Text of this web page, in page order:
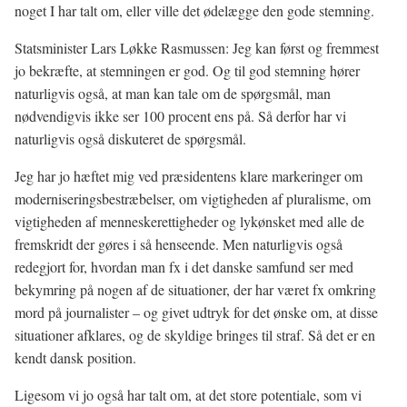
noget I har talt om, eller ville det ødelægge den gode stemning.
Statsminister Lars Løkke Rasmussen: Jeg kan først og fremmest
jo bekræfte, at stemningen er god. Og til god stemning hører
naturligvis også, at man kan tale om de spørgsmål, man
nødvendigvis ikke ser 100 procent ens på. Så derfor har vi
naturligvis også diskuteret de spørgsmål.
Jeg har jo hæftet mig ved præsidentens klare markeringer om
moderniseringsbestræbelser, om vigtigheden af pluralisme, om
vigtigheden af menneskerettigheder og lykønsket med alle de
fremskridt der gøres i så henseende. Men naturligvis også
redegjort for, hvordan man fx i det danske samfund ser med
bekymring på nogen af de situationer, der har været fx omkring
mord på journalister – og givet udtryk for det ønske om, at disse
situationer afklares, og de skyldige bringes til straf. Så det er en
kendt dansk position.
Ligesom vi jo også har talt om, at det store potentiale, som vi